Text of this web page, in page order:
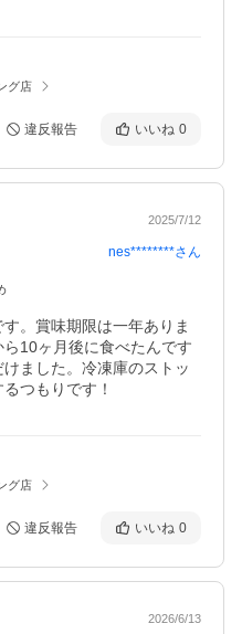
グ店
違反報告 いいね 0
2025/7/12
nes********さん
。賞味期限は一年ありま
10ヶ月後に食べたんです
ました。冷凍庫のストッ
つもりです！
グ店
違反報告 いいね 0
2026/6/13